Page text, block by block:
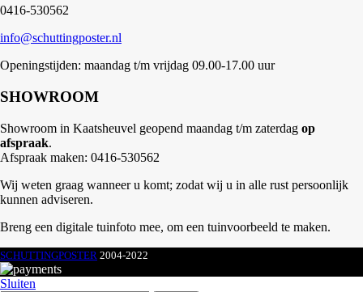
0416-530562
info@schuttingposter.nl
Openingstijden: maandag t/m vrijdag 09.00-17.00 uur
SHOWROOM
Showroom in Kaatsheuvel geopend maandag t/m zaterdag op
afspraak.
Afspraak maken: 0416-530562
Wij weten graag wanneer u komt; zodat wij u in alle rust persoonlijk
kunnen adviseren.
Breng een digitale tuinfoto mee, om een tuinvoorbeeld te maken.
SCHUTTINGPOSTER 2004-2022
Sluiten